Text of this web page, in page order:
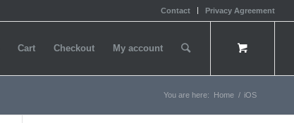
Contact Privacy Agreement
Cart Checkout My account
You are here: Home / iOS